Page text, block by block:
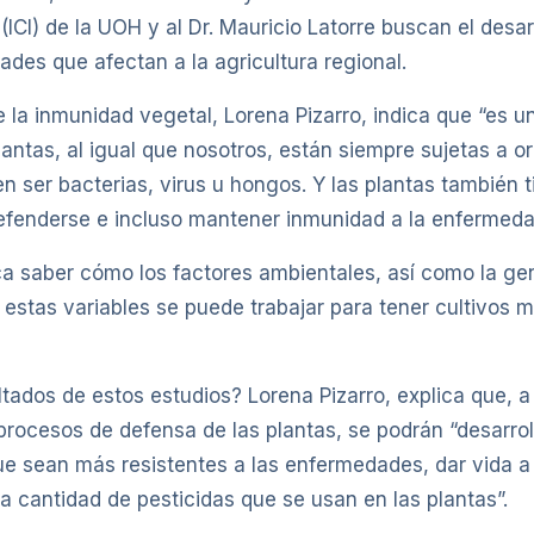
de la UOH y al Dr. Mauricio Latorre buscan el
que afectan a la agricultura regional.
inmunidad vegetal, Lorena Pizarro, indica que “es
al igual que nosotros, están siempre sujetas a
ser bacterias, virus u hongos. Y las plantas también
e incluso mantener inmunidad a la
saber cómo los factores ambientales, así como la
variables se puede trabajar para tener cultivos
de estos estudios? Lorena Pizarro, explica que,
de defensa de las plantas, se podrán
sean más resistentes a las enfermedades, dar vida
de pesticidas que se usan en las plantas”.